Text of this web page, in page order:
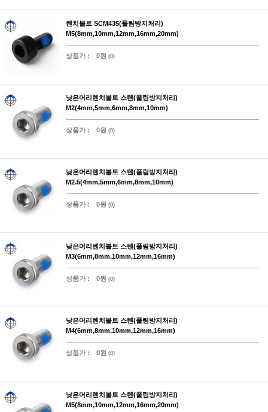
렌치볼트 SCM435(풀림방지처리)
M5(8mm,10mm,12mm,16mm,20mm)
상품가 : 0원 (0)
낮은머리렌치볼트 스텐(풀림방지처리)
M2(4mm,5mm,6mm,8mm,10mm)
상품가 : 0원 (0)
낮은머리렌치볼트 스텐(풀림방지처리)
M2.5(4mm,5mm,6mm,8mm,10mm)
상품가 : 0원 (0)
낮은머리렌치볼트 스텐(풀림방지처리)
M3(6mm,8mm,10mm,12mm,16mm)
상품가 : 0원 (0)
낮은머리렌치볼트 스텐(풀림방지처리)
M4(6mm,8mm,10mm,12mm,16mm)
상품가 : 0원 (0)
낮은머리렌치볼트 스텐(풀림방지처리)
M5(8mm,10mm,12mm,16mm,20mm)